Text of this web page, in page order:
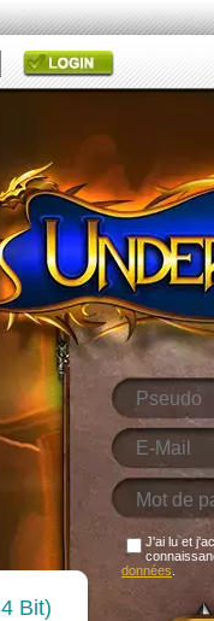
J'ai lu et
données
Bit)